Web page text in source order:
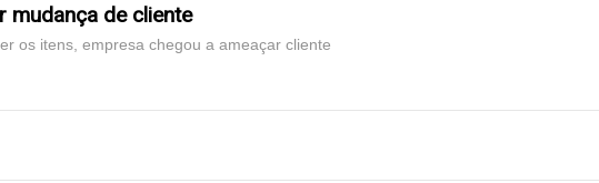
mudança de cliente
os itens, empresa chegou a ameaçar cliente